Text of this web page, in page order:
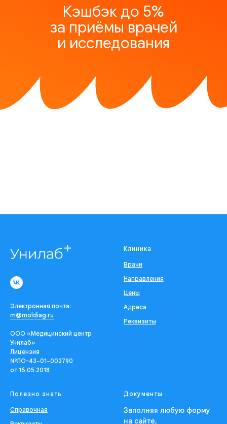
Кэшбэк до 5%
за приёмы врачей
и исследования
Электронная почта:
m@moldiag.ru
ООО «Медицинский центр
Унилаб»
Лицензия
№ЛО-43−01−002790
от 16.05.2018
Клиника
Врачи
Направления
Цены
Адреса
Реквизиты
Полезно знать
Справочная
Документы
Заполняя любую форму
на сайте,